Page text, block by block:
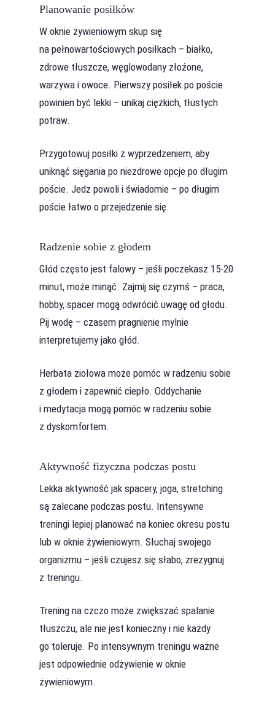
Planowanie posiłków
W oknie żywieniowym skup się
na pełnowartościowych posiłkach – białko,
zdrowe tłuszcze, węglowodany złożone,
warzywa i owoce. Pierwszy posiłek po poście
powinien być lekki – unikaj ciężkich, tłustych
potraw.
Przygotowuj posiłki z wyprzedzeniem, aby
uniknąć sięgania po niezdrowe opcje po długim
poście. Jedz powoli i świadomie – po długim
poście łatwo o przejedzenie się.
Radzenie sobie z głodem
Głód często jest falowy – jeśli poczekasz 15-20
minut, może minąć. Zajmij się czymś – praca,
hobby, spacer mogą odwrócić uwagę od głodu.
Pij wodę – czasem pragnienie mylnie
interpretujemy jako głód.
Herbata ziołowa może pomóc w radzeniu sobie
z głodem i zapewnić ciepło. Oddychanie
i medytacja mogą pomóc w radzeniu sobie
z dyskomfortem.
Aktywność fizyczna podczas postu
Lekka aktywność jak spacery, joga, stretching
są zalecane podczas postu. Intensywne
treningi lepiej planować na koniec okresu postu
lub w oknie żywieniowym. Słuchaj swojego
organizmu – jeśli czujesz się słabo, zrezygnuj
z treningu.
Trening na czczo może zwiększać spalanie
tłuszczu, ale nie jest konieczny i nie każdy
go toleruje. Po intensywnym treningu ważne
jest odpowiednie odżywienie w oknie
żywieniowym.